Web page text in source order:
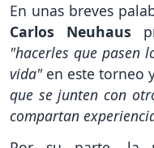
En unas breves
Carlos Neuhaus
"hacerles que pasen
vida" en este torneo
que se junten con
compartan